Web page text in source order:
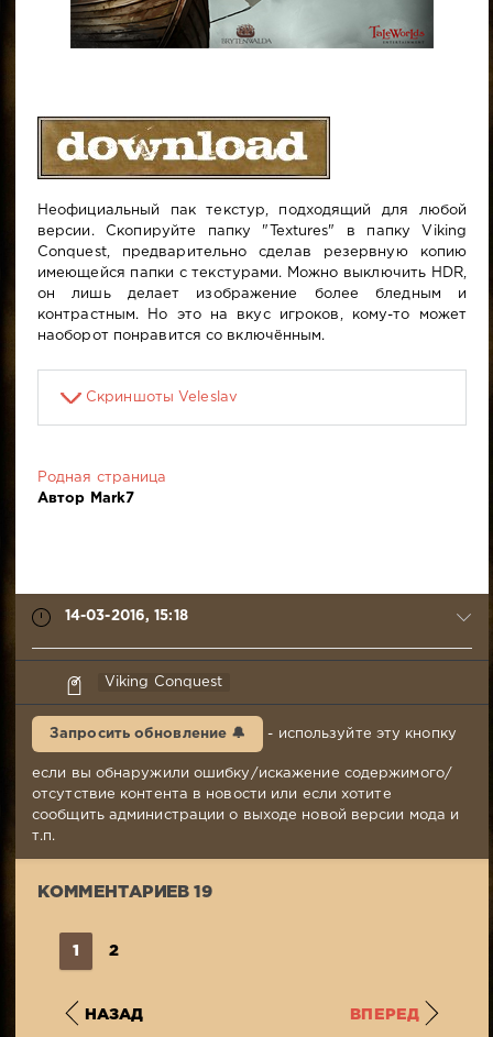
Неофициальный пак текстур, подходящий для любой
версии. Скопируйте папку "Textures" в папку Viking
Conquest, предварительно сделав резервную копию
имеющейся папки с текстурами. Можно выключить HDR,
он лишь делает изображение более бледным и
контрастным. Но это на вкус игроков, кому-то может
наоборот понравится со включённым.
Скриншоты Veleslav
Родная страница
Автор Mark7
14-03-2016, 15:18
syabr
14-
15:18
Комментариев:
19
Viking Conquest
Запросить обновление 🔔 - используйте эту кнопку
если вы обнаружили ошибку/искажение содержимого/
отсутствие контента в новости или если хотите
сообщить администрации о выходе новой версии мода и
т.п.
КОММЕНТАРИЕВ 19
1 2
НАЗАД ВПЕРЕД